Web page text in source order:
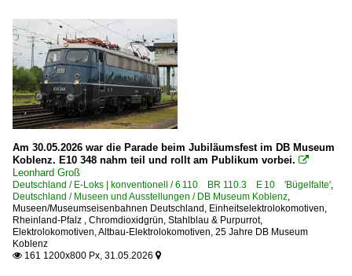
Museums Eisenbahn Hamm ·MEH·
Museumseisenbahn Hanau e.V. (histor. Bw)
Ulmer Eisenbahnfreunde ·UEF·
Personenwagen
Eilzugwagen 2. Serie n-Wagen 'Silberlinge'
Eurofima-Wagen UIC-Z
Gepäck- und Expressgutwagen 41, 43, 54, 56, Pwg
InterRegio-Wagen alle Umbauten 256, 259-269, 287-288,
Rekowagen 2-achsig für DR
Am 30.05.2026 war die Parade beim Jubiläumsfest im DB Museum
Koblenz. E10 348 nahm teil und rollt am Publikum vorbei. 
Leonhard Groß
Deutschland / E-Loks | konventionell / 6 110 BR 110.3 E 10 'Bügelfalte',
Deutschland / Museen und Ausstellungen / DB Museum Koblenz,
Museen/Museumseisenbahnen Deutschland , Einheitselektrolokomotiven,
Rheinland-Pfalz , Chromdioxidgrün, Stahlblau & Purpurrot,
Elektrolokomotiven,Altbau-Elektrolokomotiven, 25 Jahre DB Museum
Koblenz
 161 1200x800 Px, 31.05.2026 